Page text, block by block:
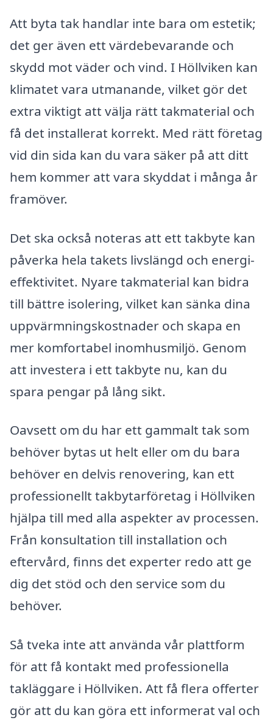
Att byta tak handlar inte bara om estetik;
det ger även ett värdebevarande och
skydd mot väder och vind. I Höllviken kan
klimatet vara utmanande, vilket gör det
extra viktigt att välja rätt takmaterial och
få det installerat korrekt. Med rätt företag
vid din sida kan du vara säker på att ditt
hem kommer att vara skyddat i många år
framöver.
Det ska också noteras att ett takbyte kan
påverka hela takets livslängd och energi-
effektivitet. Nyare takmaterial kan bidra
till bättre isolering, vilket kan sänka dina
uppvärmningskostnader och skapa en
mer komfortabel inomhusmiljö. Genom
att investera i ett takbyte nu, kan du
spara pengar på lång sikt.
Oavsett om du har ett gammalt tak som
behöver bytas ut helt eller om du bara
behöver en delvis renovering, kan ett
professionellt takbytarföretag i Höllviken
hjälpa till med alla aspekter av processen.
Från konsultation till installation och
eftervård, finns det experter redo att ge
dig det stöd och den service som du
behöver.
Så tveka inte att använda vår plattform
för att få kontakt med professionella
takläggare i Höllviken. Att få flera offerter
gör att du kan göra ett informerat val och